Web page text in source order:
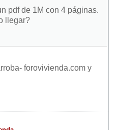
pdf de 1M con 4 páginas.
llegar?
forovivienda.com y